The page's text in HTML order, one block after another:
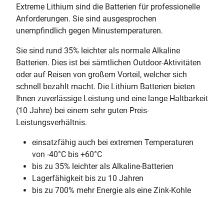
Extreme Lithium sind die Batterien für professionelle
Anforderungen. Sie sind ausgesprochen
unempfindlich gegen Minustemperaturen.
Sie sind rund 35% leichter als normale Alkaline
Batterien. Dies ist bei sämtlichen Outdoor-Aktivitäten
oder auf Reisen von großem Vorteil, welcher sich
schnell bezahlt macht. Die Lithium Batterien bieten
Ihnen zuverlässige Leistung und eine lange Haltbarkeit
(10 Jahre) bei einem sehr guten Preis-
Leistungsverhältnis.
einsatzfähig auch bei extremen Temperaturen
von -40°C bis +60°C
bis zu 35% leichter als Alkaline-Batterien
Lagerfähigkeit bis zu 10 Jahren
bis zu 700% mehr Energie als eine Zink-Kohle